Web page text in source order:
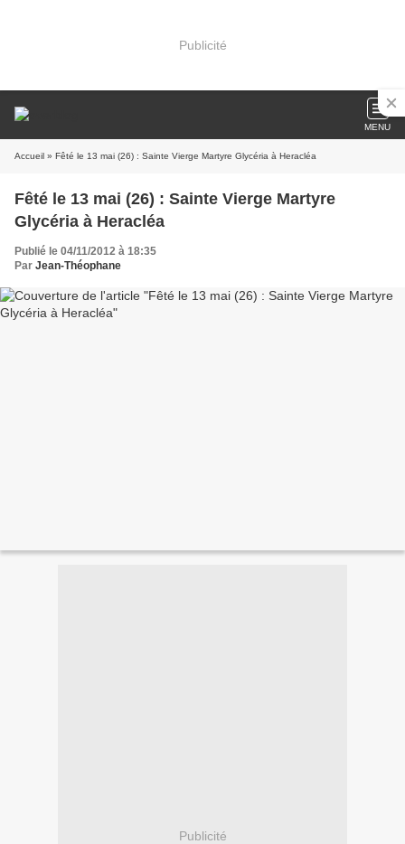
Publicité
MENU
Accueil » Fêté le 13 mai (26) : Sainte Vierge Martyre Glycéria à Heracléa
Fêté le 13 mai (26) : Sainte Vierge Martyre
Glycéria à Heracléa
Publié le 04/11/2012 à 18:35
Par Jean-Théophane
Publicité